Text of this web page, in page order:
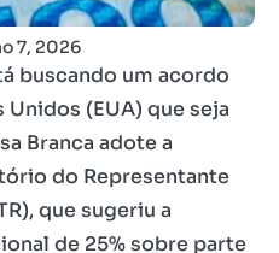
7, 2026
buscando um acordo
(EUA) que seja
Branca adote a
do Representante
que sugeriu a
de 25% sobre parte